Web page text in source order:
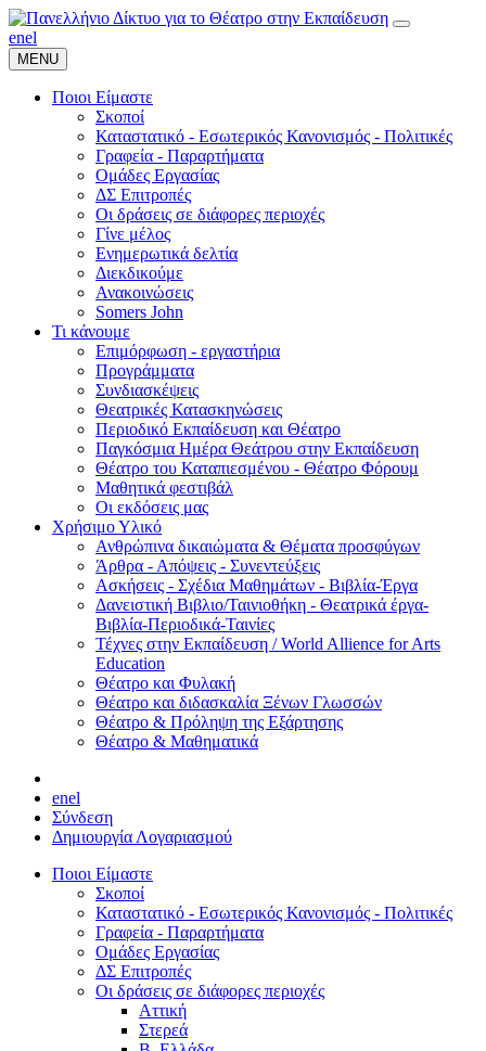
enel
MENU
Ποιοι Είμαστε
Σκοποί
Καταστατικό - Εσωτερικός Κανονισμός - Πολιτικές
Γραφεία - Παραρτήματα
Ομάδες Εργασίας
ΔΣ Επιτροπές
Οι δράσεις σε διάφορες περιοχές
Γίνε μέλος
Ενημερωτικά δελτία
Διεκδικούμε
Ανακοινώσεις
Somers John
Τι κάνουμε
Επιμόρφωση - εργαστήρια
Προγράμματα
Συνδιασκέψεις
Θεατρικές Κατασκηνώσεις
Περιοδικό Εκπαίδευση και Θέατρο
Παγκόσμια Ημέρα Θεάτρου στην Εκπαίδευση
Θέατρο του Καταπιεσμένου - Θέατρο Φόρουμ
Μαθητικά φεστιβάλ
Οι εκδόσεις μας
Χρήσιμο Υλικό
Ανθρώπινα δικαιώματα & Θέματα προσφύγων
Άρθρα - Απόψεις - Συνεντεύξεις
Ασκήσεις - Σχέδια Μαθημάτων - Βιβλία-Έργα
Δανειστική Βιβλιο/Ταινιοθήκη - Θεατρικά έργα-
Βιβλία-Περιοδικά-Ταινίες
Τέχνες στην Εκπαίδευση / World Allience for Arts
Education
Θέατρο και Φυλακή
Θέατρο και διδασκαλία Ξένων Γλωσσών
Θέατρο & Πρόληψη της Εξάρτησης
Θέατρο & Μαθηματικά
enel
Σύνδεση
Δημιουργία Λογαριασμού
Ποιοι Είμαστε
Σκοποί
Καταστατικό - Εσωτερικός Κανονισμός - Πολιτικές
Γραφεία - Παραρτήματα
Ομάδες Εργασίας
ΔΣ Επιτροπές
Οι δράσεις σε διάφορες περιοχές
Αττική
Στερεά